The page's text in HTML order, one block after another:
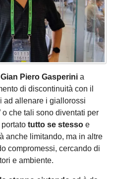
Gian Piero Gasperini a
di discontinuità con il
ad allenare i giallorossi
o che tali sono diventati per
tutto se stesso e
anche limitando, ma in altre
compromessi, cercando di
e ambiente.